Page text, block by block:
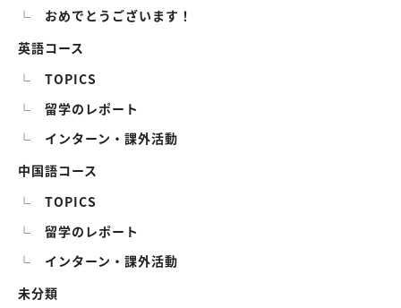
おめでとうございます！
英語コース
TOPICS
留学のレポート
インターン・課外活動
中国語コース
TOPICS
留学のレポート
インターン・課外活動
未分類